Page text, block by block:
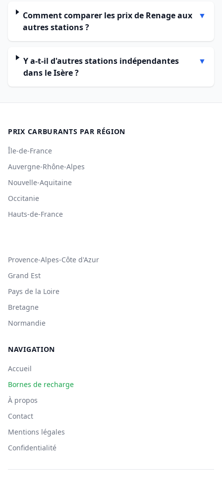
Comment comparer les prix de Renage aux
autres stations ?
▼
Y a-t-il d'autres stations indépendantes
dans le Isère ?
▼
PRIX CARBURANTS PAR RÉGION
Île-de-France
Auvergne-Rhône-Alpes
Nouvelle-Aquitaine
Occitanie
Hauts-de-France
Provence-Alpes-Côte d'Azur
Grand Est
Pays de la Loire
Bretagne
Normandie
NAVIGATION
Accueil
Bornes de recharge
À propos
Contact
Mentions légales
Confidentialité